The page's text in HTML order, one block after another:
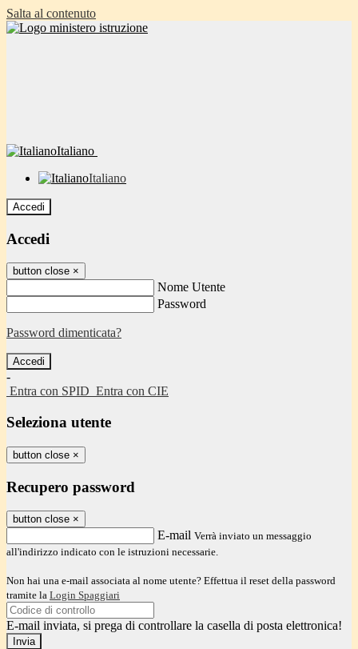
Salta al contenuto
Italiano
Italiano
Accedi
Accedi
button close ×
Nome Utente
Password
Password dimenticata?
-
Entra con SPID Entra con CIE
Seleziona utente
button close ×
Recupero password
button close ×
E-mail Verrà inviato un messaggio
all'indirizzo indicato con le istruzioni necessarie.
Non hai una e-mail associata al nome utente? Effettua il reset della password
tramite la Login Spaggiari
E-mail inviata, si prega di controllare la casella di posta elettronica!